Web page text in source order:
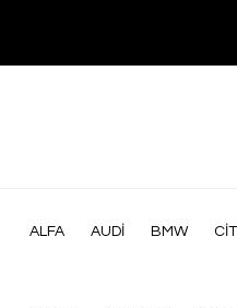
ALFA AUDİ BMW